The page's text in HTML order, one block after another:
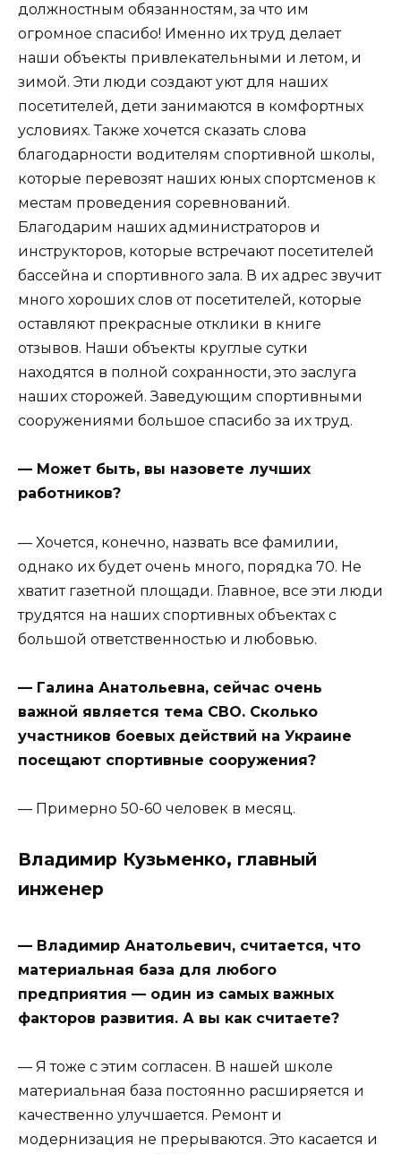
должностным обязанностям, за что им
огромное спасибо! Именно их труд делает
наши объекты привлекательными и летом, и
зимой. Эти люди создают уют для наших
посетителей, дети занимаются в комфортных
условиях. Также хочется сказать слова
благодарности водителям спортивной школы,
которые перевозят наших юных спортсменов к
местам проведения соревнований.
Благодарим наших администраторов и
инструкторов, которые встречают посетителей
бассейна и спортивного зала. В их адрес звучит
много хороших слов от посетителей, которые
оставляют прекрасные отклики в книге
отзывов. Наши объекты круглые сутки
находятся в полной сохранности, это заслуга
наших сторожей. Заведующим спортивными
сооружениями большое спасибо за их труд.
— Может быть, вы назовете лучших
работников?
— Хочется, конечно, назвать все фамилии,
однако их будет очень много, порядка 70. Не
хватит газетной площади. Главное, все эти люди
трудятся на наших спортивных объектах с
большой ответственностью и любовью.
— Галина Анатольевна, сейчас очень
важной является тема СВО. Сколько
участников боевых действий на Украине
посещают спортивные сооружения?
— Примерно 50-60 человек в месяц.
Владимир Кузьменко, главный
инженер
— Владимир Анатольевич, считается, что
материальная база для любого
предприятия — один из самых важных
факторов развития. А вы как считаете?
— Я тоже с этим согласен. В нашей школе
материальная база постоянно расширяется и
качественно улучшается. Ремонт и
модернизация не прерываются. Это касается и